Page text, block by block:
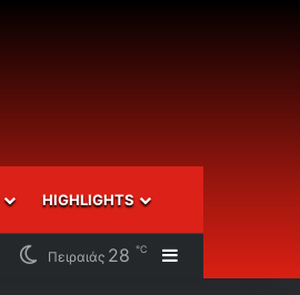
HIGHLIGHTS
Πειραιάς 28 ℃ Sidebar